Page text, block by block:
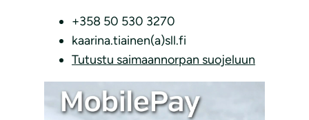
+358 50 530 3270
kaarina.tiainen(a)sll.fi
Tutustu saimaannorpan suojeluun